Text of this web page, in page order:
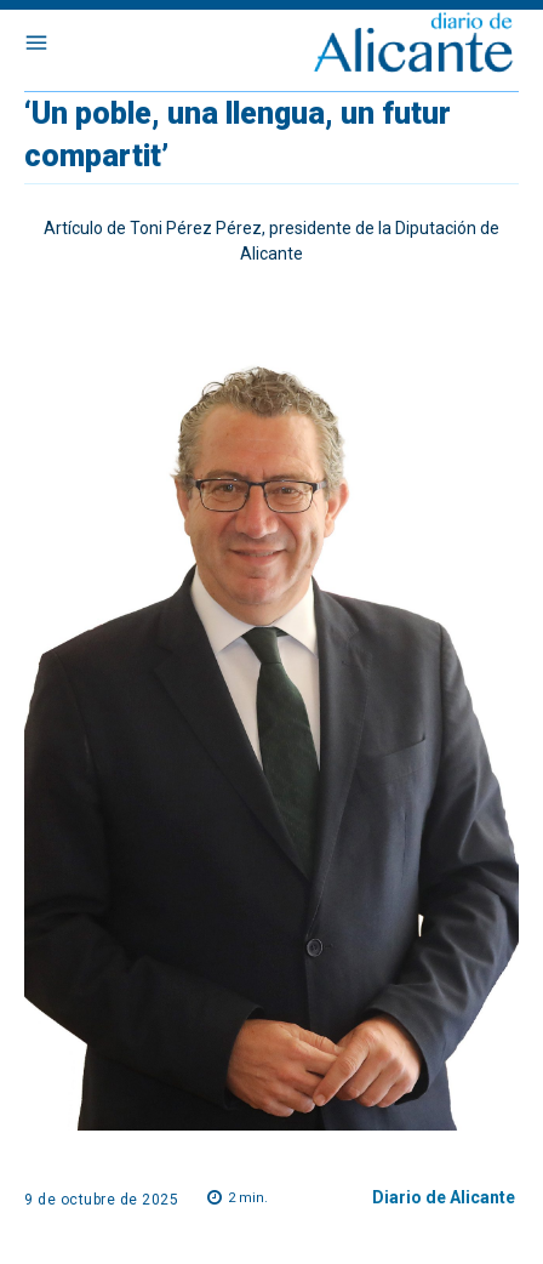
‘Un poble, una llengua, un futur
compartit’
Artículo de Toni Pérez Pérez, presidente de la Diputación de
Alicante
9 de octubre de 2025 2min. Diario de Alicante